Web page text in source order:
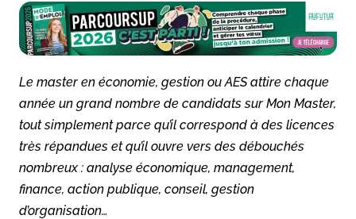
Le master en économie, gestion ou AES attire chaque
année un grand nombre de candidats sur Mon Master,
tout simplement parce qu’il correspond à des licences
très répandues et qu’il ouvre vers des débouchés
nombreux : analyse économique, management,
finance, action publique, conseil, gestion
d’organisation…